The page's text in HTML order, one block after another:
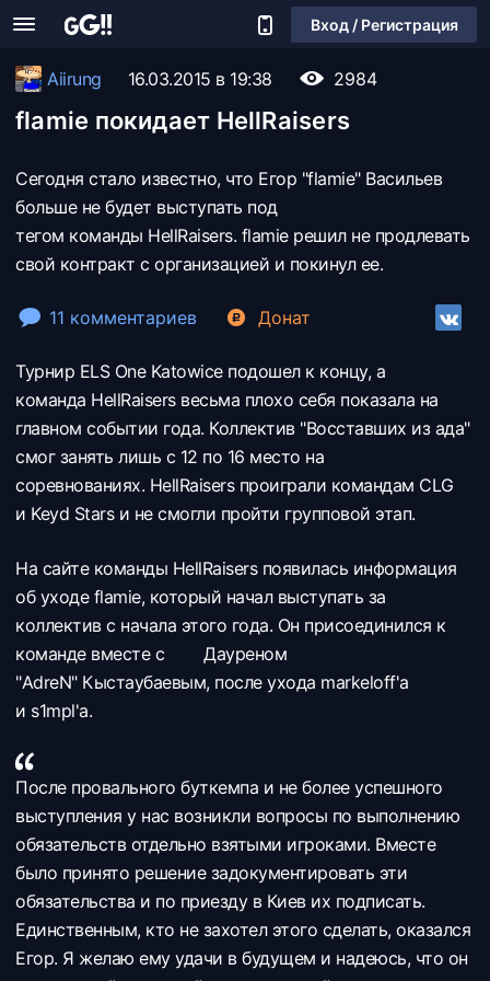
Вход / Регистрация
Aiirung 16.03.2015 в 19:38 2984
flamie покидает HellRaisers
Сегодня стало известно, что Егор "flamie" Васильев
больше не будет выступать под
тегом команды HellRaisers. flamie решил не продлевать
свой контракт с организацией и покинул ее.
11 комментариев Донат
Турнир ELS One Katowice подошел к концу, а
команда HellRaisers весьма плохо себя показала на
главном событии года. Коллектив "Восставших из ада"
смог занять лишь с 12 по 16 место на
соревнованиях. HellRaisers проиграли командам CLG
и Keyd Stars и не смогли пройти групповой этап.
На сайте команды HellRaisers появилась информация
об уходе flamie, который начал выступать за
коллектив с начала этого года. Он присоединился к
команде вместе с Дауреном
"AdreN" Кыстаубаевым, после ухода markeloff'a
и s1mpl'a.
После провального буткемпа и не более успешного
выступления у нас возникли вопросы по выполнению
обязательств отдельно взятыми игроками. Вместе
было принято решение задокументировать эти
обязательства и по приезду в Киев их подписать.
Единственным, кто не захотел этого сделать, оказался
Егор. Я желаю ему удачи в будущем и надеюсь, что он